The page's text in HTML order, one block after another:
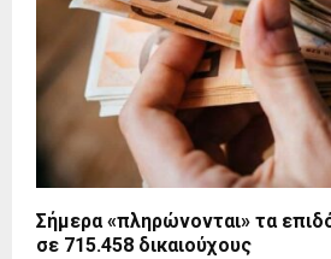
Σήμερα «πληρώνονται» τα
σε 715.458 δικαιούχους